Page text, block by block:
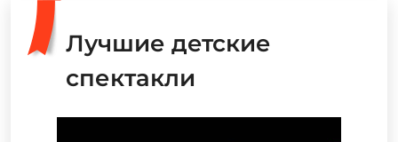
Лучшие детские
спектакли